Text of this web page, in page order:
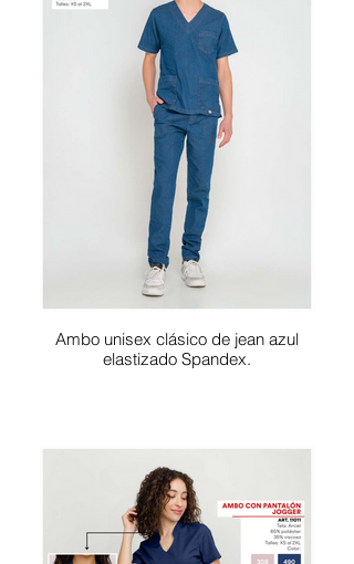
Ambo unisex clásico de jean azul
elastizado Spandex.